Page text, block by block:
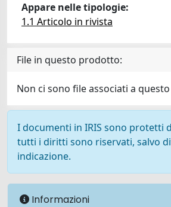
Appare nelle tipologie:
1.1 Articolo in rivista
File in questo prodotto:
Non ci sono file associati a
I documenti in IRIS sono protetti
tutti i diritti sono riservati, salvo
indicazione.
Informazioni